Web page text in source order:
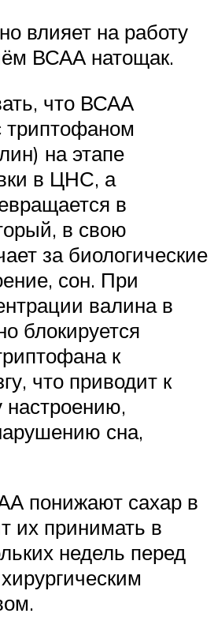
влияет на работу
ВСАА натощак.
что ВСАА
триптофаном
на этапе
в ЦНС, а
в
в свою
за биологические
сон. При
валина в
блокируется
к
что приводит к
настроению,
сна,
понижают сахар в
их принимать в
недель перед